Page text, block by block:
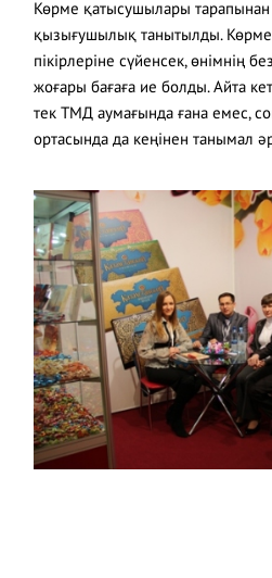
Көрме қатысушылары тарапынан
қызығушылық танытылды.
пікірлеріне сүйенсек, өнімнің
жоғары бағаға ие болды. Айта
тек ТМД аумағында ғана емес,
ортасында да кеңінен танымал